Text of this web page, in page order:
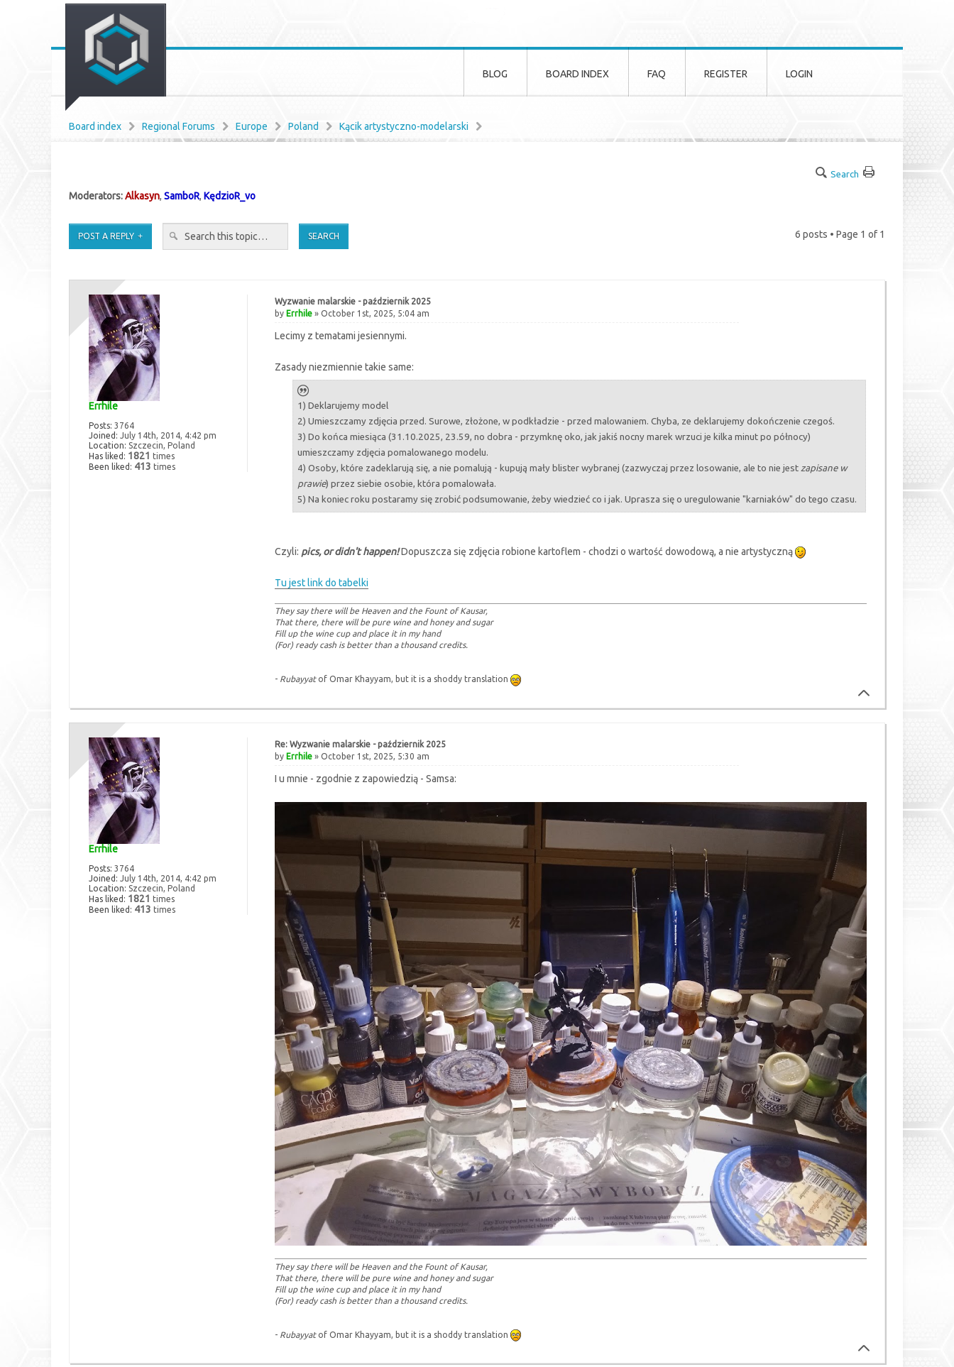
BLOG BOARD INDEX FAQ REGISTER LOGIN
Board index Regional Forums Europe Poland Kącik artystyczno-modelarski
Search
Moderators:Alkasyn, SamboR, KędzioR_vo
POST A REPLY 6 posts • Page 1 of 1
Wyzwanie malarskie - październik 2025
by Errhile» October 1st, 2025, 5:04 am
Lecimy z tematami jesiennymi.
Zasady niezmiennie takie same:
1) Deklarujemy model
2) Umieszczamy zdjęcia przed. Surowe, złożone, w podkładzie - przed malowaniem. Chyba, ze deklarujemy dokończenie czegoś.
3) Do końca miesiąca (31.10.2025, 23.59, no dobra - przymknę oko, jak jakiś nocny marek wrzuci je kilka minut po północy)
umieszczamy zdjęcia pomalowanego modelu.
4) Osoby, które zadeklarują się, a nie pomalują - kupują mały blister wybranej (zazwyczaj przez losowanie, ale to nie jest zapisane w
prawie) przez siebie osobie, która pomalowała.
5) Na koniec roku postaramy się zrobić podsumowanie, żeby wiedzieć co i jak. Uprasza się o uregulowanie "karniaków" do tego czasu.
Czyli: pics, or didn't happen!Dopuszcza się zdjęcia robione kartoflem - chodzi o wartość dowodową, a nie artystyczną
Tu jest link do tabelki
They say there will be Heaven and the Fount of Kausar,
That there, there will be pure wine and honey and sugar
Fill up the wine cup and place it in my hand
(For) ready cash is better than a thousand credits.
- Rubayyat of Omar Khayyam, but it is a shoddy translation
Errhile
Posts: 3764
Joined: July 14th, 2014, 4:42 pm
Location: Szczecin, Poland
Has liked: 1821 times
Been liked: 413 times
Re: Wyzwanie malarskie - październik 2025
by Errhile» October 1st, 2025, 5:30 am
I u mnie - zgodnie z zapowiedzią - Samsa:
They say there will be Heaven and the Fount of Kausar,
That there, there will be pure wine and honey and sugar
Fill up the wine cup and place it in my hand
(For) ready cash is better than a thousand credits.
- Rubayyat of Omar Khayyam, but it is a shoddy translation
Errhile
Posts: 3764
Joined: July 14th, 2014, 4:42 pm
Location: Szczecin, Poland
Has liked: 1821 times
Been liked: 413 times